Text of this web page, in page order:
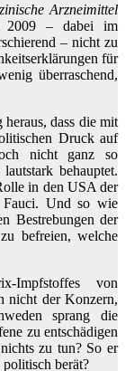
Arzneimittel
2009 – dabei im
– nicht zu
für
überraschend,
dass die mit
Druck auf
nicht ganz so
behauptet.
in den USA der
Fauci. Und so wie
Bestrebungen der
befreien, welche
von
nicht der Konzern,
sprang die
zu entschädigen
zu tun? So er
berät?